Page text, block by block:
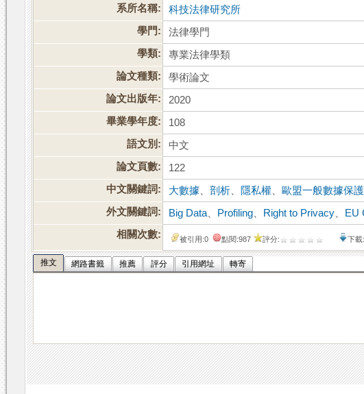
系所名稱:
科技法律研究所
學門:
法律學門
學類:
專業法律學類
論文種類:
學術論文
論文出版年:
2020
畢業學年度:
108
語文別:
中文
論文頁數:
122
中文關鍵詞:
大數據 、剖析 隱私權 歐盟一般數據保
外文關鍵詞:
Big Data Profiling Right to Privacy EU
相關次數:
被引用:0 點閱:987 評分: 下載
推文 網路書籤 推薦 評分 引用網址 轉寄